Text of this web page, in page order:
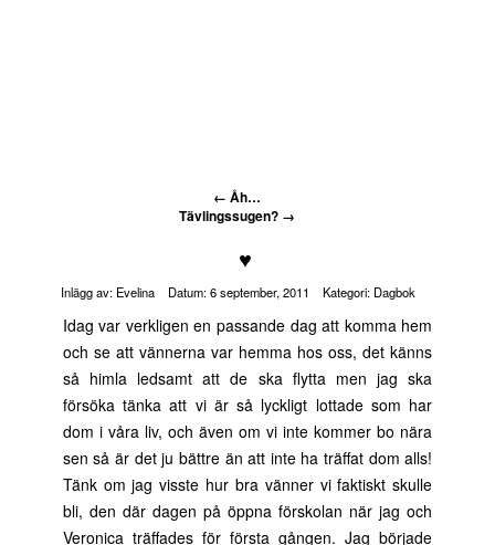
← Åh…
Tävlingssugen? →
♥
Inlägg av: Evelina Datum:6 september, 2011 Kategori: Dagbok
Idag var verkligen en passande dag att komma hem
och se att vännerna var hemma hos oss, det känns
så himla ledsamt att de ska flytta men jag ska
försöka tänka att vi är så lyckligt lottade som har
dom i våra liv, och även om vi inte kommer bo nära
sen så är det ju bättre än att inte ha träffat dom alls!
Tänk om jag visste hur bra vänner vi faktiskt skulle
bli, den där dagen på öppna förskolan när jag och
Veronica träffades för första gången. Jag började